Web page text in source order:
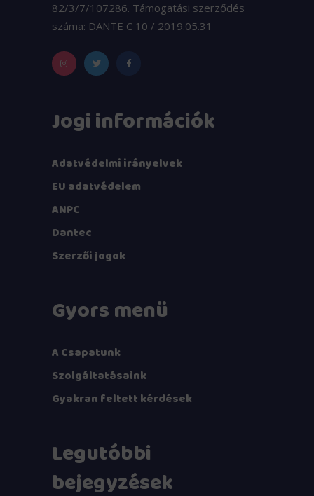
82/3/7/107286. Támogatási szerződés
száma: DANTE C 10 / 2019.05.31
Jogi információk
Adatvédelmi irányelvek
EU adatvédelem
ANPC
Dantec
Szerzői jogok
Gyors menü
A Csapatunk
Szolgáltatásaink
Gyakran feltett kérdések
Legutóbbi
bejegyzések